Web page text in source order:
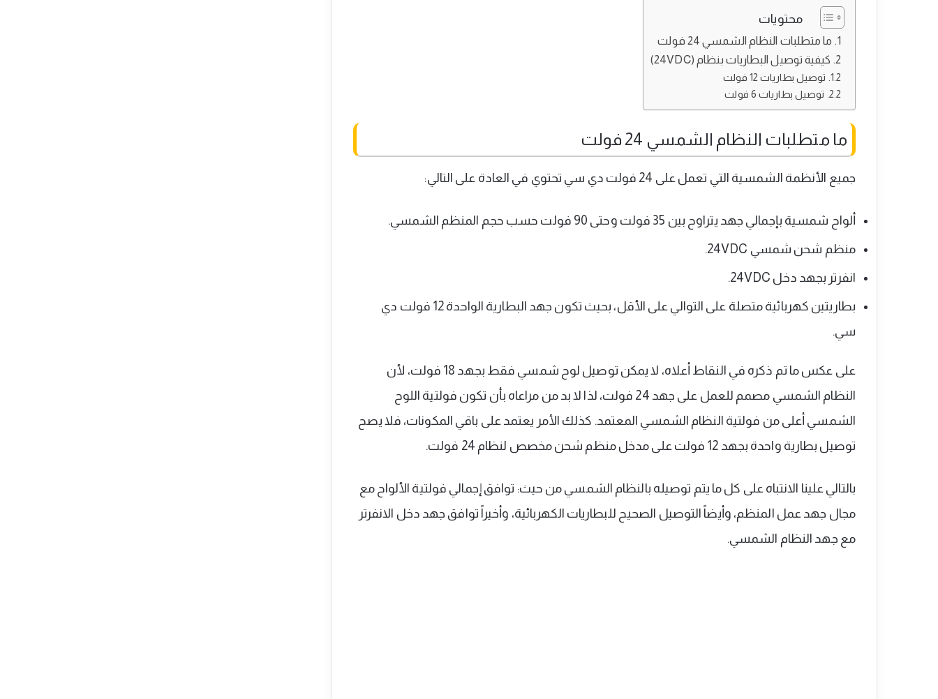
محتويات
ما متطلبات النظام الشمسي 24 فولت
كيفية توصيل البطاريات بنظام (24VDC)
توصيل بطاريات 12 فولت
توصيل بطاريات 6 فولت
ما متطلبات النظام الشمسي 24 فولت
جميع الأنظمة الشمسية التي تعمل على 24 فولت دي سي تحتوي في العادة على التالي:
ألواح شمسية بإجمالي جهد يتراوح بين 35 فولت وحتى 90 فولت حسب حجم المنظم الشمسي.
منظم شحن شمسي 24VDC.
انفرتر بجهد دخل 24VDC.
بطاريتين كهربائية متصلة على التوالي على الأقل، بحيث تكون جهد البطارية الواحدة 12 فولت دي
سي.
على عكس ما تم ذكره في النقاط أعلاه، لا يمكن توصيل لوح شمسي فقط بجهد 18 فولت، لأن
النظام الشمسي مصمم للعمل على جهد 24 فولت، لذا لا بد من مراعاه بأن تكون فولتية اللوح
الشمسي أعلى من فولتية النظام الشمسي المعتمد. كذلك الأمر يعتمد على باقي المكونات، فلا يصح
توصيل بطارية واحدة بجهد 12 فولت على مدخل منظم شحن مخصص لنظام 24 فولت.
بالتالي علينا الانتباه على كل ما يتم توصيله بالنظام الشمسي من حيث: توافق إجمالي فولتية الألواح مع
مجال جهد عمل المنظم، وأيضاً التوصيل الصحيح للبطاريات الكهربائية، وأخيراً توافق جهد دخل الانفرتر
مع جهد النظام الشمسي.